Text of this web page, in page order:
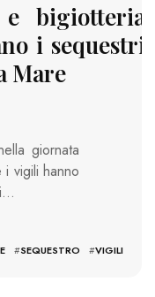
bigiotteria
i sequestri
Mare
giornata
vigili hanno
#SEQUESTRO #VIGILI